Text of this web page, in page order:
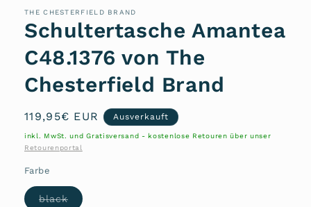
THE CHESTERFIELD BRAND
Schultertasche Amantea
C48.1376 von The
Chesterfield Brand
Normaler
Preis
119,95€ EUR Ausverkauft
inkl. MwSt. und Gratisversand - kostenlose Retouren über unser
Retourenportal
Farbe
blackVariante